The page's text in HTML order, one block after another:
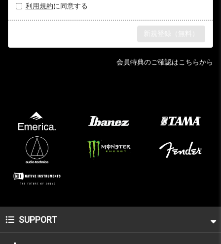
利用規約に同意する
会員特典のご確認はこちらから
SUPPORT